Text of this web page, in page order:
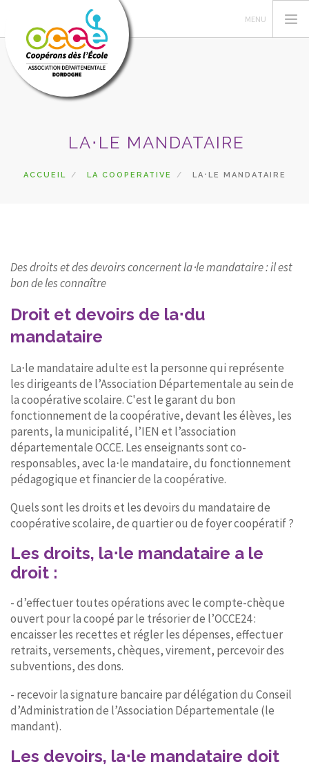
ESPACE RÉSERVÉ
CONTACT
LA⋅LE MANDATAIRE
ACCUEIL LA COOPERATIVE LA⋅LE MANDATAIRE
Des droits et des devoirs concernent la⋅le mandataire : il est
bon de les connaître
Droit et devoirs de la⋅du
mandataire
La⋅le mandataire adulte est la personne qui représente
les dirigeants de l’Association Départementale au sein de
la coopérative scolaire. C'est le garant du bon
fonctionnement de la coopérative, devant les élèves, les
parents, la municipalité, l’IEN et l’association
départementale OCCE. Les enseignants sont co-
responsables, avec la⋅le mandataire, du fonctionnement
pédagogique et financier de la coopérative.
Quels sont les droits et les devoirs du mandataire de
coopérative scolaire, de quartier ou de foyer coopératif ?
Les droits, la⋅le mandataire a le
droit :
- d’effectuer toutes opérations avec le compte-chèque
ouvert pour la coopé par le trésorier de l’OCCE24 :
encaisser les recettes et régler les dépenses, effectuer
retraits, versements, chèques, virement, percevoir des
subventions, des dons.
- recevoir la signature bancaire par délégation du Conseil
d’Administration de l’Association Départementale (le
mandant).
Les devoirs, la⋅le mandataire doit